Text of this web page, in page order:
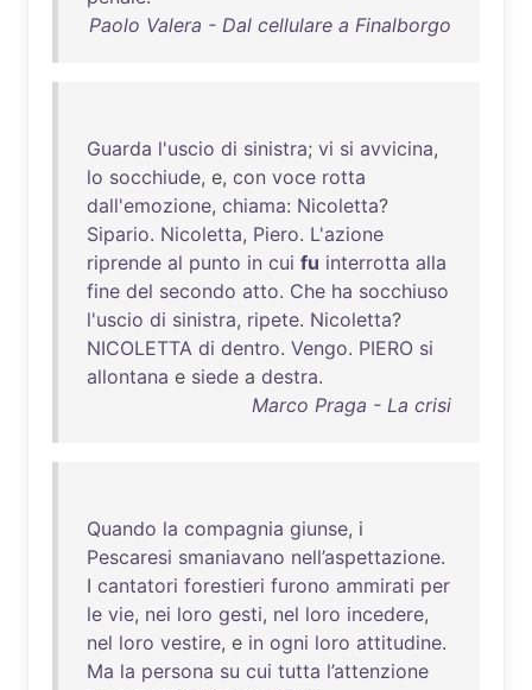
Paolo Valera - Dal cellulare a Finalborgo
Guarda l'uscio di sinistra; vi si avvicina,
lo socchiude, e, con voce rotta
dall'emozione, chiama: Nicoletta?
Sipario. Nicoletta, Piero. L'azione
riprende al punto in cui fu interrotta alla
fine del secondo atto. Che ha socchiuso
l'uscio di sinistra, ripete. Nicoletta?
NICOLETTA di dentro. Vengo. PIERO si
allontana e siede a destra.
Marco Praga - La crisi
Quando la compagnia giunse, i
Pescaresi smaniavano nell’aspettazione.
I cantatori forestieri furono ammirati per
le vie, nei loro gesti, nel loro incedere,
nel loro vestire, e in ogni loro attitudine.
Ma la persona su cui tutta l’attenzione